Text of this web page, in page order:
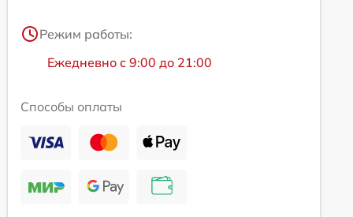
Режим работы:
Ежедневно с 9:00 до 21:00
Способы оплаты